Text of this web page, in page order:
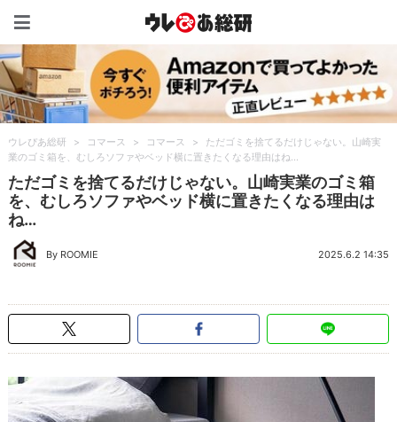
ウレぴあ総研 > コマース > コマース >
ただゴミを捨てるだけじゃない。山崎実
業のゴミ箱を、むしろソファやベッド横に置きたくなる理由はね…
ただゴミを捨てるだけじゃない。山崎実業のゴミ箱
を、むしろソファやベッド横に置きたくなる理由は
ね…
By ROOMIE 2025.6.2 14:35